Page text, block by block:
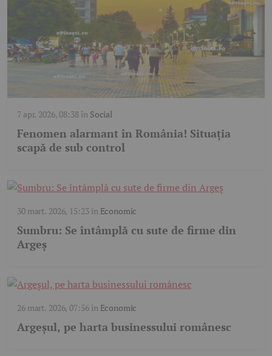
7 apr. 2026, 08:38în Social
Fenomen alarmant în România! Situația
scapă de sub control
30 mart. 2026, 15:23în Economic
Sumbru: Se întâmplă cu sute de firme din
Argeș
26 mart. 2026, 07:56în Economic
Argeșul, pe harta businessului românesc